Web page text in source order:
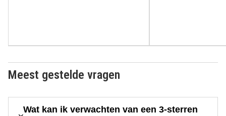
Meest gestelde vragen
Wat kan ik verwachten van een 3-sterren